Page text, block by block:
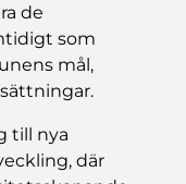
de
som
mål,
till nya
där